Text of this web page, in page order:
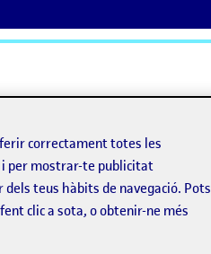
Ajuda
correctament totes les
per mostrar-te publicitat
teus hàbits de navegació. Pots
clic a sota, o obtenir-ne més